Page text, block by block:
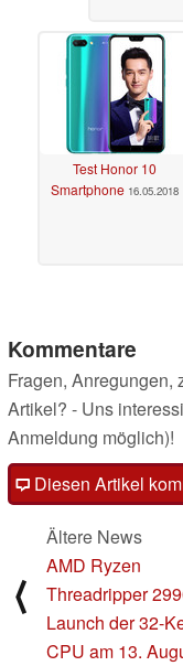
Test Honor 10
Smartphone 16.05.2018
Kommentare
Fragen, Anregungen,
Artikel? - Uns
Anmeldung möglich)!
Diesen Artikel
⟨
Ältere News
AMD Ryzen
Threadripper
Launch der 32-
CPU am 13.